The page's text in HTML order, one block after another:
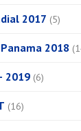
2017 (5)
2018
2019 (6)
(16)